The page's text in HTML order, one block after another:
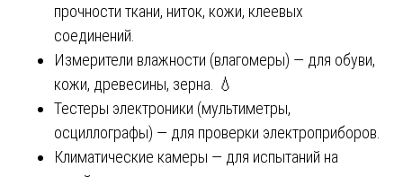
прочности ткани, ниток, кожи, клеевых
соединений.
Измерители влажности (влагомеры) — для обуви,
кожи, древесины, зерна. 💧
Тестеры электроники (мультиметры,
осциллографы) — для проверки электроприборов.
Климатические камеры — для испытаний на